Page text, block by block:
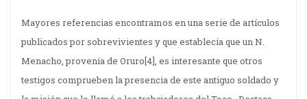
Mayores referencias encontramos en una serie de artículos
publicados por sobrevivientes y que establecía que un N.
Menacho, provenía de Oruro[4], es interesante que otros
testigos comprueben la presencia de este antiguo soldado y